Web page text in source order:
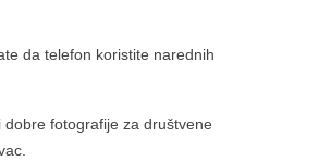
da telefon koristite narednih
fotografije za društvene